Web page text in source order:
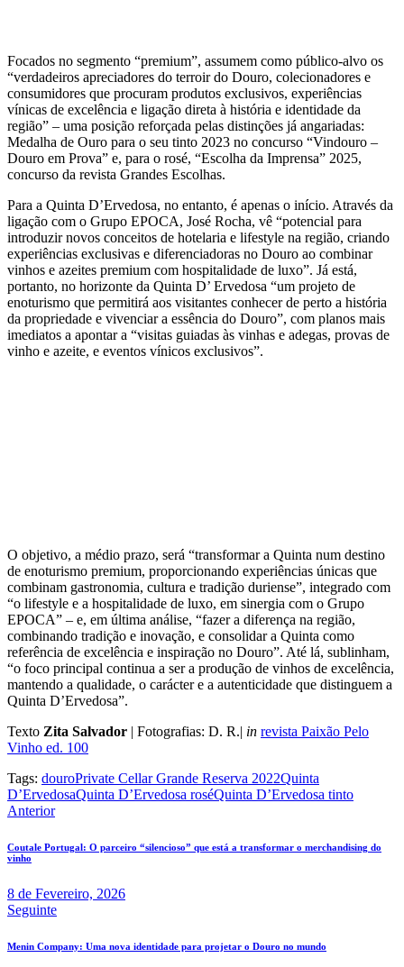
Focados no segmento “premium”, assumem como público-alvo os
“verdadeiros apreciadores do terroir do Douro, colecionadores e
consumidores que procuram produtos exclusivos, experiências
vínicas de excelência e ligação direta à história e identidade da
região” – uma posição reforçada pelas distinções já angariadas:
Medalha de Ouro para o seu tinto 2023 no concurso “Vindouro –
Douro em Prova” e, para o rosé, “Escolha da Imprensa” 2025,
concurso da revista Grandes Escolhas.
Para a Quinta D’Ervedosa, no entanto, é apenas o início. Através da
ligação com o Grupo EPOCA, José Rocha, vê “potencial para
introduzir novos conceitos de hotelaria e lifestyle na região, criando
experiências exclusivas e diferenciadoras no Douro ao combinar
vinhos e azeites premium com hospitalidade de luxo”. Já está,
portanto, no horizonte da Quinta D’ Ervedosa “um projeto de
enoturismo que permitirá aos visitantes conhecer de perto a história
da propriedade e vivenciar a essência do Douro”, com planos mais
imediatos a apontar a “visitas guiadas às vinhas e adegas, provas de
vinho e azeite, e eventos vínicos exclusivos”.
O objetivo, a médio prazo, será “transformar a Quinta num destino
de enoturismo premium, proporcionando experiências únicas que
combinam gastronomia, cultura e tradição duriense”, integrado com
“o lifestyle e a hospitalidade de luxo, em sinergia com o Grupo
EPOCA” – e, em última análise, “fazer a diferença na região,
combinando tradição e inovação, e consolidar a Quinta como
referência de excelência e inspiração no Douro”. Até lá, sublinham,
“o foco principal continua a ser a produção de vinhos de excelência,
mantendo a qualidade, o carácter e a autenticidade que distinguem a
Quinta D’Ervedosa”.
Texto Zita Salvador | Fotografias: D. R.| in revista Paixão Pelo
Vinho ed. 100
Tags: douroPrivate Cellar Grande Reserva 2022Quinta
D’ErvedosaQuinta D’Ervedosa roséQuinta D’Ervedosa tinto
Navegação
de
artigos
Anterior
Coutale Portugal: O parceiro “silencioso” que está a transformar o merchandising do
vinho
8 de Fevereiro, 2026
Seguinte
Menin Company: Uma nova identidade para projetar o Douro no mundo